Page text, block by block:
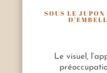
SOUS LE
Le visuel,